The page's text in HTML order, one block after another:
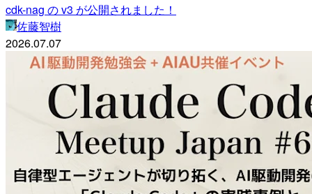
cdk-nag の v3 が公開されました！
佐藤智樹
2026.07.07